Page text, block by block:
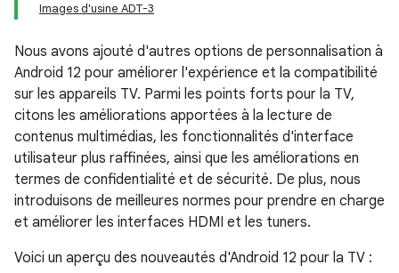
Images d'usine ADT-3
Nous avons ajouté d'autres options de personnalisation à
Android 12 pour améliorer l'expérience et la compatibilité
sur les appareils TV. Parmi les points forts pour la TV,
citons les améliorations apportées à la lecture de
contenus multimédias, les fonctionnalités d'interface
utilisateur plus raffinées, ainsi que les améliorations en
termes de confidentialité et de sécurité. De plus, nous
introduisons de meilleures normes pour prendre en charge
et améliorer les interfaces HDMI et les tuners.
Voici un aperçu des nouveautés d'Android 12 pour la TV :